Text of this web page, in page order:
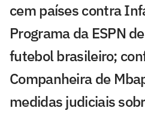
cem países contra
Programa da ESPN
futebol brasileiro;
Companheira de
medidas judiciais